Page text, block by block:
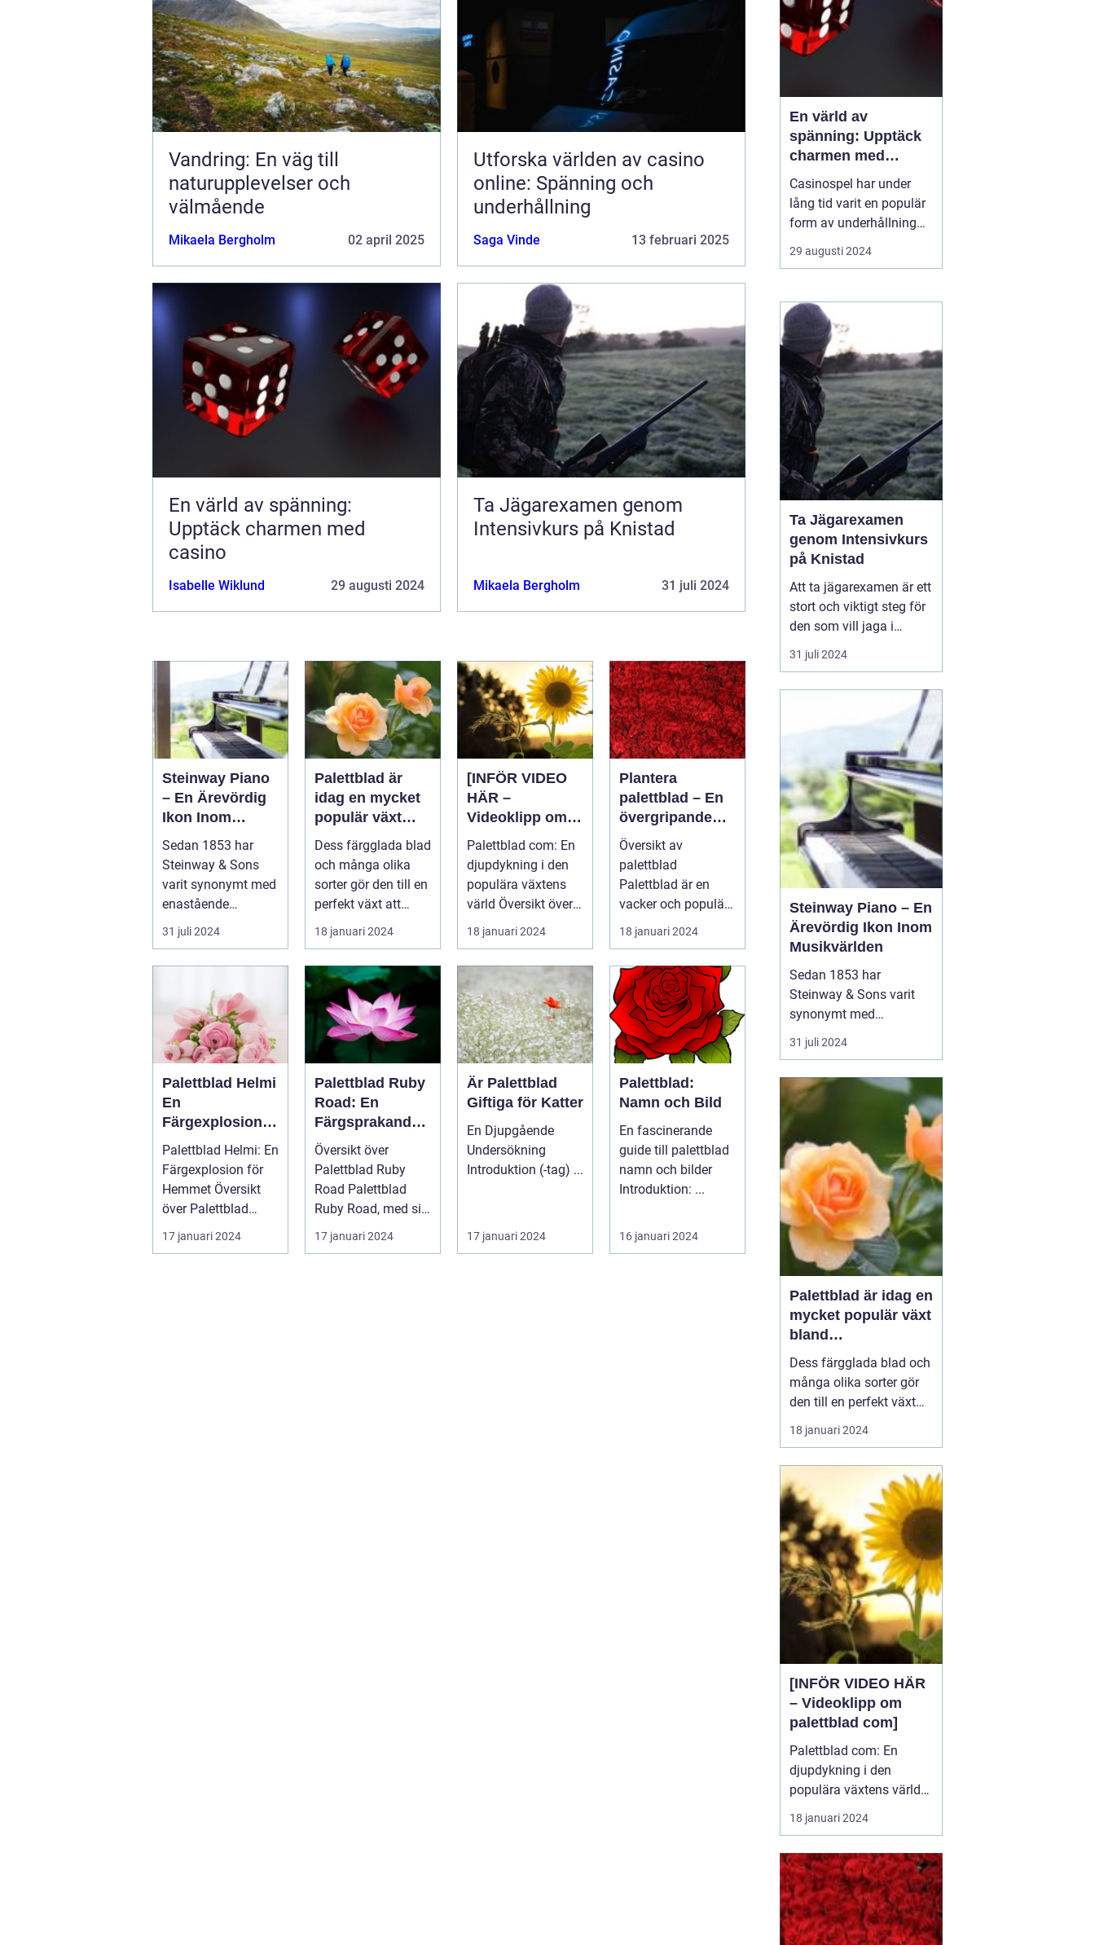
Vandring: En väg till
naturupplevelser och
välmående
Mikaela Bergholm 02 april 2025
Utforska världen av casino
online: Spänning och
underhållning
Saga Vinde 13 februari 2025
En värld av spänning:
Upptäck charmen med
casino
Isabelle Wiklund 29 augusti 2024
Ta Jägarexamen genom
Intensivkurs på Knistad
Mikaela Bergholm 31 juli 2024
Steinway Piano
– En Ärevördig
Ikon Inom
Musikvärlden
Sedan 1853 har
Steinway & Sons
varit synonymt med
enastående
hantverk och
oövertr&aum...
31 juli 2024
Palettblad är
idag en mycket
populär växt
bland
trädgårdsentusi
aster och inom
inredning
Dess färgglada blad
och många olika
sorter gör den till en
perfekt växt att
addera liv och färg
till...
18 januari 2024
[INFÖR VIDEO
HÄR –
Videoklipp om
palettblad com]
Palettblad com: En
djupdykning i den
populära växtens
värld Översikt över
palettblad com
Palettbl...
18 januari 2024
Plantera
palettblad – En
övergripande
guide för att
lyckas med
denna populära
växt
Översikt av
palettblad
Palettblad är en
vacker och populär
växt som har blivit
alltmer populär
blan...
18 januari 2024
Palettblad Helmi
En
Färgexplosion
för Hemmet
Palettblad Helmi: En
Färgexplosion för
Hemmet Översikt
över Palettblad
17 januari 2024
Palettblad Ruby
Road: En
Färgsprakande
Favorit för Hem
Översikt över
Palettblad Ruby
Road Palettblad
Ruby Road, med sitt
slående utseende
och färgsprakan...
17 januari 2024
Är Palettblad
Giftiga för Katter
En Djupgående
Undersökning
Introduktion (-tag) ...
17 januari 2024
Palettblad:
Namn och Bild
En fascinerande
guide till palettblad
namn och bilder
Introduktion: ...
16 januari 2024
En värld av
spänning: Upptäck
charmen med
casino
Casinospel har under
lång tid varit en populär
form av underhållning
världen över. Från de
glittrande casinogolven i
spelhallarnas neonljus
online, erbjuder
casinovärlden en unik
mix av...
29 augusti 2024
Ta Jägarexamen
genom Intensivkurs
på Knistad
Att ta jägarexamen är ett
stort och viktigt steg för
den som vill jaga i
Sverige. Inte nog med att
examen ger de
en trygg och ansvarsfull
jakt, den öppnar också
upp dörren till en ny v&...
31 juli 2024
Steinway Piano – En
Ärevördig Ikon Inom
Musikvärlden
Sedan 1853 har
Steinway & Sons varit
synonymt med
enastående hantverk
och oöverträffad
pianovärlden. Steinway-
pianon är inte bara
musikinstrument utan
även konstverk skapade
genom kombinationen
av tra...
31 juli 2024
Palettblad är idag en
mycket populär växt
bland
trädgårdsentusiaste
r och inom
inredning
Dess färgglada blad och
många olika sorter gör
den till en perfekt växt
att addera liv och färg till
både trädgårdar och
artikel kommer vi att
utforska de olika
palettblad sorterna som
finns tillgängliga på
marknaden och ge di...
18 januari 2024
[INFÖR VIDEO HÄR
– Videoklipp om
palettblad com]
Palettblad com: En
djupdykning i den
populära växtens värld
Översikt över palettblad
com Palettblad com är
riktar sig till
växtentusiaster och
trädgårdsälskare över
hela världen. Det
18 januari 2024